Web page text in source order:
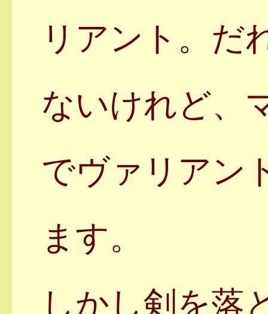
リアント。だ
ないけれど、
でヴァリアン
ます。
しかし剣を落